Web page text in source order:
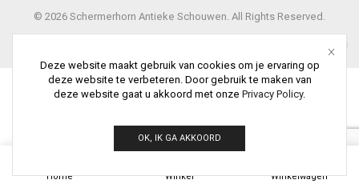
© 2026 Schermerhorn Antieke Schouwen. All Rights Reserved.
Home Winkel Winkelwagen
Deze website maakt gebruik van cookies om je ervaring op
deze website te verbeteren. Door gebruik te maken van
deze website gaat u akkoord met onze Privacy Policy.
OK, IK GA AKKOORD